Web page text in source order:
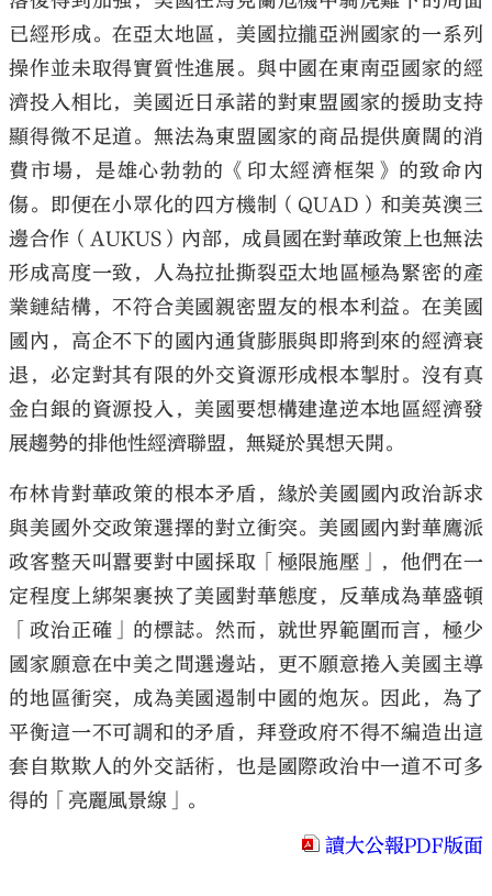
已經形成。在亞太地區，美國拉攏亞洲國家的一系列
操作並未取得實質性進展。與中國在東南亞國家的經
濟投入相比，美國近日承諾的對東盟國家的援助支持
顯得微不足道。無法為東盟國家的商品提供廣闊的消
費市場，是雄心勃勃的《印太經濟框架》的致命內
傷。即便在小眾化的四方機制（QUAD）和美英澳三
邊合作（AUKUS）內部，成員國在對華政策上也無法
形成高度一致，人為拉扯撕裂亞太地區極為緊密的產
業鏈結構，不符合美國親密盟友的根本利益。在美國
國內，高企不下的國內通貨膨脹與即將到來的經濟衰
退，必定對其有限的外交資源形成根本掣肘。沒有真
金白銀的資源投入，美國要想構建違逆本地區經濟發
展趨勢的排他性經濟聯盟，無疑於異想天開。
布林肯對華政策的根本矛盾，緣於美國國內政治訴求
與美國外交政策選擇的對立衝突。美國國內對華鷹派
政客整天叫囂要對中國採取「極限施壓」，他們在一
定程度上綁架裹挾了美國對華態度，反華成為華盛頓
「政治正確」的標誌。然而，就世界範圍而言，極少
國家願意在中美之間選邊站，更不願意捲入美國主導
的地區衝突，成為美國遏制中國的炮灰。因此，為了
平衡這一不可調和的矛盾，拜登政府不得不編造出這
套自欺欺人的外交話術，也是國際政治中一道不可多
得的「亮麗風景線」。
讀大公報PDF版面